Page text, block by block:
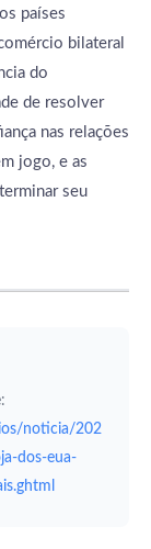
países
bilateral
do
de resolver
nas relações
jogo, e as
seu
noticia/202
dos-eua-